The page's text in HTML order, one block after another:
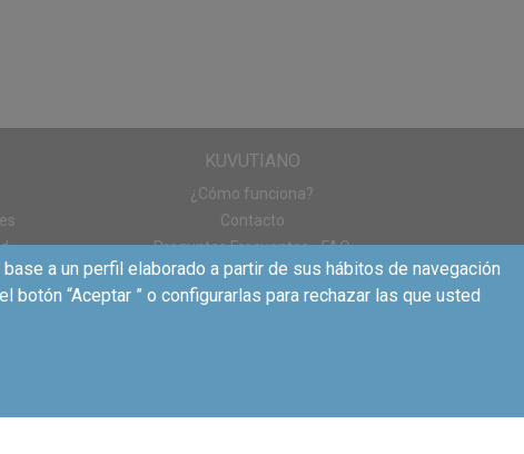
KUVUTIANO
¿Cómo funciona?
Contacto
Preguntas Frecuentes - FAQ
a un perfil elaborado a partir de sus hábitos de navegación
“Aceptar ” o configurarlas para rechazar las que usted